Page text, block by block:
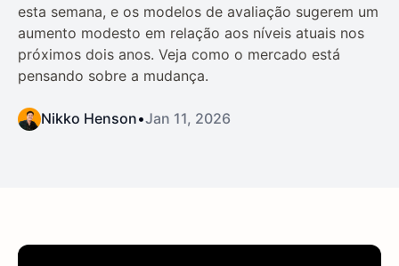
esta semana, e os modelos de avaliação sugerem um
aumento modesto em relação aos níveis atuais nos
próximos dois anos. Veja como o mercado está
pensando sobre a mudança.
Nikko Henson•Jan 11, 2026